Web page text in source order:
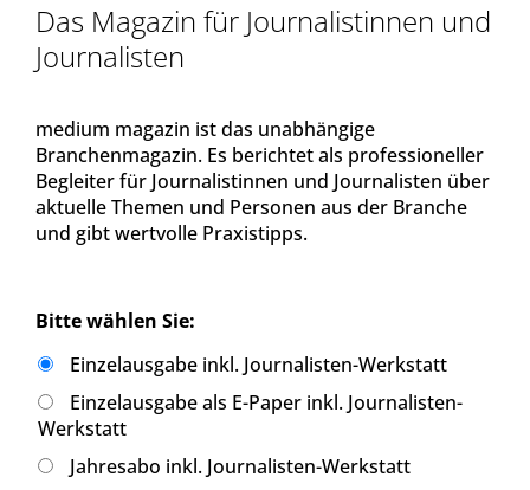
Das Magazin für Journalistinnen und
Journalisten
medium magazin ist das unabhängige
Branchenmagazin. Es berichtet als professioneller
Begleiter für Journalistinnen und Journalisten über
aktuelle Themen und Personen aus der Branche
und gibt wertvolle Praxistipps.
Bitte wählen Sie:
Einzelausgabe inkl. Journalisten-Werkstatt
Einzelausgabe als E-Paper inkl. Journalisten-
Werkstatt
Jahresabo inkl. Journalisten-Werkstatt